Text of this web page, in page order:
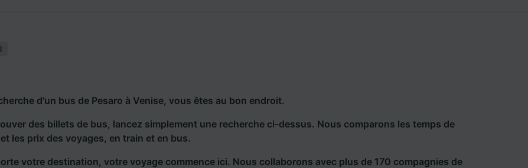
d'un bus de Pesaro à Venise, vous êtes au bon endroit.
des billets de bus, lancez simplement une recherche ci-dessus. Nous comparons les temps de
les prix des voyages, en train et en bus.
votre destination, votre voyage commence ici. Nous collaborons avec plus de 170 compagnies de